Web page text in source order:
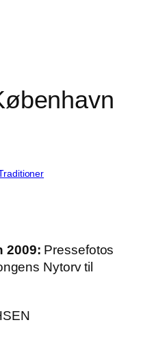
2009: Pressefotos
Nytorv til